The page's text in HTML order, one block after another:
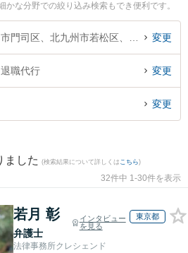
な分野での絞り込み検索もでき便利です。
スの田川 瞳弁護士や清風法律事務所の祖父江
所の池上 遊弁護士のプロフィール情報や弁護
したい』『初回相談無料で退職代行を法律相
談予約したい』などでお困りの相談者さんに
変更
職代行 変更
変更
ました (検索結果について詳しくは こちら)
32件中 1-30件を表示
若月 彰
弁護士
インタビュー
を見る
東京都
法律事務所クレシェンド